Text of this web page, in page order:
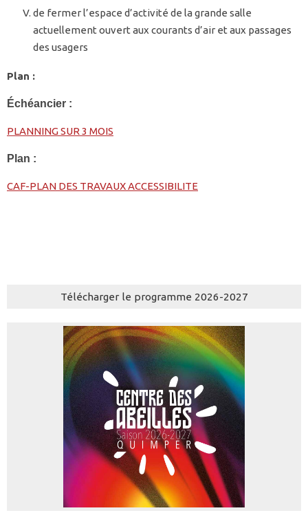
de fermer l’espace d’activité de la grande salle
actuellement ouvert aux courants d’air et aux passages
des usagers
Plan :
Échéancier :
PLANNING SUR 3 MOIS
Plan :
CAF-PLAN DES TRAVAUX ACCESSIBILITE
Télécharger le programme 2026-2027